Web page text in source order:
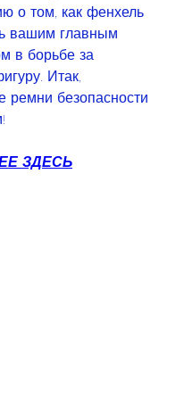
о том, как фенхель
вашим главным
в борьбе за
Итак,
ремни безопасности
ЗДЕСЬ